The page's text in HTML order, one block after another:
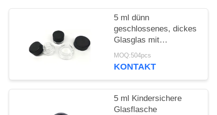
5 ml dünn
geschlossenes, dickes
Glasglas mit
schwarzem
kindersicheren Deckel
Augencreme Kosmetik
MOQ:504pcs
KONTAKT
5 ml Kindersichere
Glasflasche